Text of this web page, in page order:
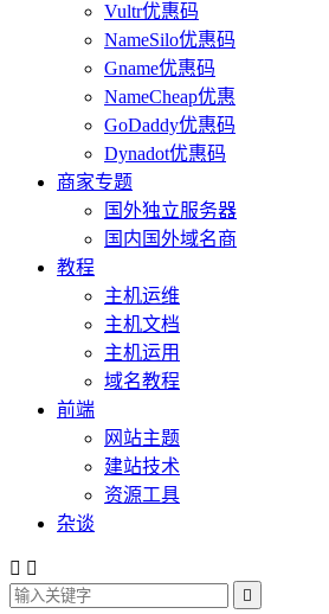
Vultr优惠码
NameSilo优惠码
Gname优惠码
NameCheap优惠
GoDaddy优惠码
Dynadot优惠码
商家专题
国外独立服务器
国内国外域名商
教程
主机运维
主机文档
主机运用
域名教程
前端
网站主题
建站技术
资源工具
杂谈
 
